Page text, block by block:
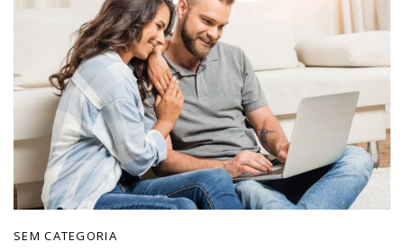
SEM CATEGORIA